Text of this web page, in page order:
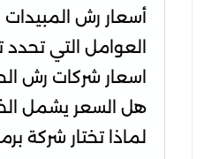
أسعار رش المبيدات
العوامل التي
اسعار شركات رش
هل السعر يشمل
لماذا تختار شركة